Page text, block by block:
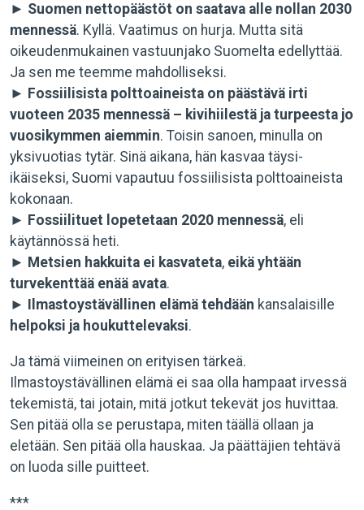
► Suomen nettopäästöt on saatava alle nollan 2030
mennessä. Kyllä. Vaatimus on hurja. Mutta sitä
oikeudenmukainen vastuunjako Suomelta edellyttää.
Ja sen me teemme mahdolliseksi.
► Fossiilisista polttoaineista on päästävä irti
vuoteen 2035 mennessä – kivihiilestä ja turpeesta jo
vuosikymmen aiemmin. Toisin sanoen, minulla on
yksivuotias tytär. Sinä aikana, hän kasvaa täysi-
ikäiseksi, Suomi vapautuu fossiilisista polttoaineista
kokonaan.
► Fossiilituet lopetetaan 2020 mennessä, eli
käytännössä heti.
► Metsien hakkuita ei kasvateta, eikä yhtään
turvekenttää enää avata.
►
Ilmastoystävällinen elämä tehdään kansalaisille
helpoksi ja houkuttelevaksi.
Ja tämä viimeinen on erityisen tärkeä.
Ilmastoystävällinen elämä ei saa olla hampaat irvessä
tekemistä, tai jotain, mitä jotkut tekevät jos huvittaa.
Sen pitää olla se perustapa, miten täällä ollaan ja
eletään. Sen pitää olla hauskaa. Ja päättäjien tehtävä
on luoda sille puitteet.
***